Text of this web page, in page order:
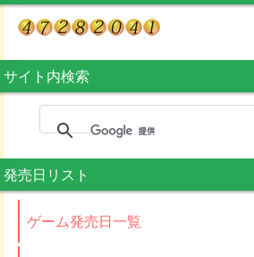
サイト内検索
発売日リスト
ゲーム発売日一覧